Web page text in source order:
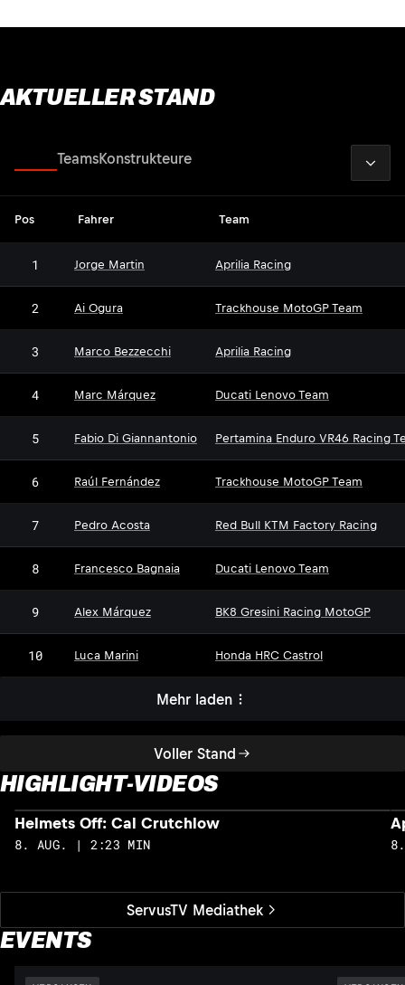
AKTUELLER STAND
Voller Stand
TeamsKonstrukteure
Pos Fahrer Team
1 Jorge Martin Aprilia Racing
2 Ai Ogura Trackhouse MotoGP Team
3 Marco Bezzecchi Aprilia Racing
4 Marc Márquez Ducati Lenovo Team
5 Fabio Di Giannantonio Pertamina Enduro VR46 Racing
6 Raúl Fernández Trackhouse MotoGP Team
7 Pedro Acosta Red Bull KTM Factory Racing
8 Francesco Bagnaia Ducati Lenovo Team
9 Alex Márquez BK8 Gresini Racing MotoGP
10 Luca Marini Honda HRC Castrol
Mehr laden
HIGHLIGHT-VIDEOS
ServusTV Mediathek
Helmets Off: Cal Crutchlow
8. AUG. | 2:23 MIN
EVENTS